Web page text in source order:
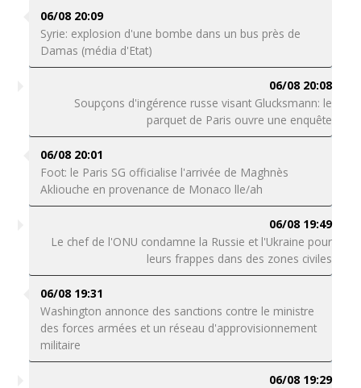
06/08 20:09
Syrie: explosion d'une bombe dans un bus près de
Damas (média d'Etat)
06/08 20:08
Soupçons d'ingérence russe visant Glucksmann: le
parquet de Paris ouvre une enquête
06/08 20:01
Foot: le Paris SG officialise l'arrivée de Maghnès
Akliouche en provenance de Monaco lle/ah
06/08 19:49
Le chef de l'ONU condamne la Russie et l'Ukraine pour
leurs frappes dans des zones civiles
06/08 19:31
Washington annonce des sanctions contre le ministre
des forces armées et un réseau d'approvisionnement
militaire
06/08 19:29